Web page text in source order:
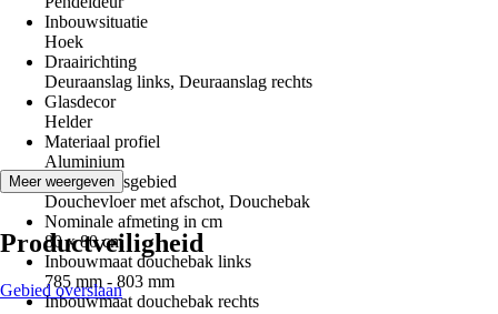
Inbouwsituatie
Hoek
Draairichting
Deuraanslag links, Deuraanslag rechts
Glasdecor
Helder
Materiaal profiel
Aluminium
Toepassingsgebied
Douchevloer met afschot, Douchebak
Nominale afmeting in cm
80 x 80 cm
Inbouwmaat douchebak links
785 mm - 803 mm
Inbouwmaat douchebak rechts
Meer weergeven
Productveiligheid
Gebied overslaan